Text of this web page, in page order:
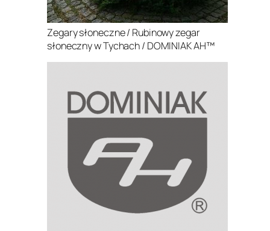
Zegary słoneczne / Rubinowy zegar
słoneczny w Tychach / DOMINIAK AH™